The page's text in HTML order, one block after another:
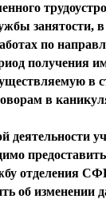
занятости,
по
получения
в
в
деятельности
отделения
об изменении